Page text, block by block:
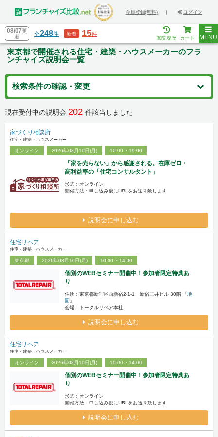
会員登録(無料) | ログイン
08/07更
新
全248件 新着 15件
閲覧履歴 カート MENU
東京都で開催される住宅・建築・ハウスメーカーのフラ
ンチャイズ説明会一覧
検索条件の確認・変更
現在受付中の説明会 202 件該当しました
家づくり相談所
住宅・建築・ハウスメーカー
オンライン 2026年08月10日(月) 10:00 ~ 19:00
「家を売らない」から感謝される。在庫ゼロ・
高利益率の「住宅コンサルタント」
形式：オンライン
開催方法：申し込み後にURLをお送り致します
説明会に申し込む
住宅リペア
住宅・建築・ハウスメーカー
東京都 2026年08月10日(月) 10:00 ~ 14:00
個別のWEBセミナー開催中！参加者限定特典あ
り
住所：東京都新宿区西新宿2-1-1 新宿三井ビル 30階 「地
図 」
会場：トータルリペア本社
説明会に申し込む
住宅リペア
住宅・建築・ハウスメーカー
オンライン 2026年08月10日(月) 10:00 ~ 14:00
個別のWEBセミナー開催中！参加者限定特典あ
り
形式：オンライン
開催方法：申し込み後にURLをお送り致します
説明会に申し込む